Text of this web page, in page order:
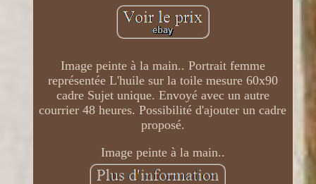
Image peinte à la main.. Portrait femme
représentée L'huile sur la toile mesure 60x90
cadre Sujet unique. Envoyé avec un autre
courrier 48 heures. Possibilité d'ajouter un cadre
proposé.
Image peinte à la main..